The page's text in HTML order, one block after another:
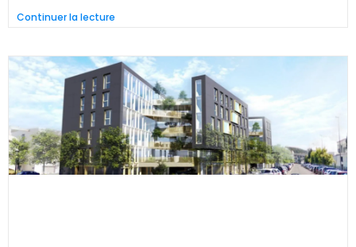
Continuer la lecture